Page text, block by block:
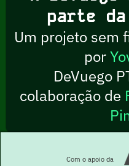
parte da
Um projeto sem
por
DeVuego
colaboração de
Com o apoio da